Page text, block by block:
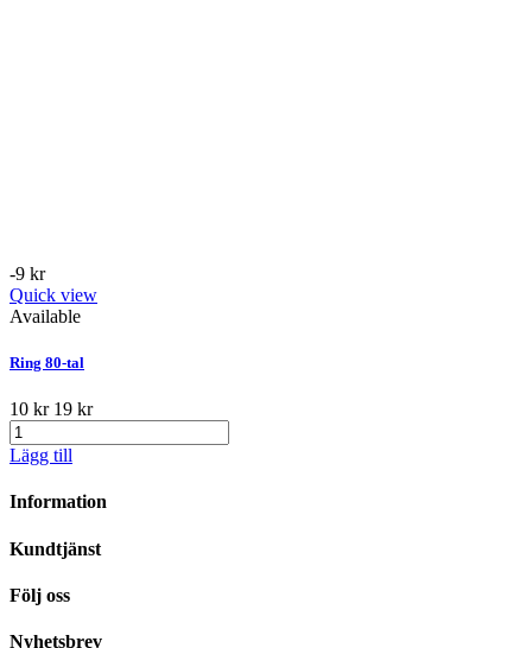
-9 kr
Quick view
Available
Ring 80-tal
10 kr 19 kr
Lägg till
Information
Kundtjänst
Följ oss
Nyhetsbrev